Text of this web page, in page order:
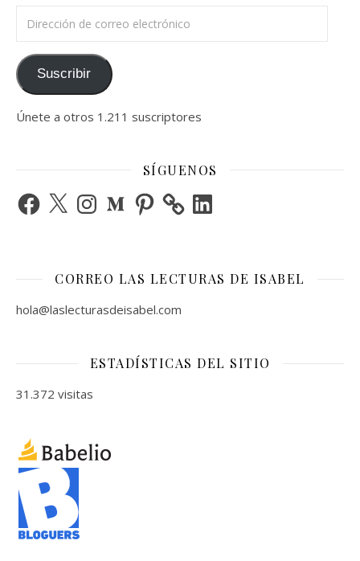
Suscribir
Únete a otros 1.211 suscriptores
SÍGUENOS
Facebook
X InstagramMediumPinterest LinkedIn
CORREO LAS LECTURAS DE ISABEL
hola@laslecturasdeisabel.com
ESTADÍSTICAS DEL SITIO
31.372 visitas